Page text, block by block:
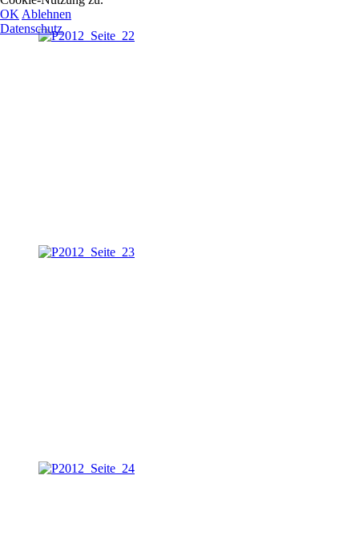
OK Ablehnen
Datenschutz